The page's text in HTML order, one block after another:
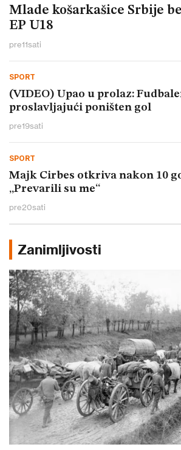
Mlade košarkašice Srbije
EP U18
pre11sati
SPORT
(VIDEO) Upao u prolaz:
proslavljajući poništen gol
pre19sati
SPORT
Majk Cirbes otkriva nakon 10
„Prevarili su me“
pre20sati
Zanimljivosti